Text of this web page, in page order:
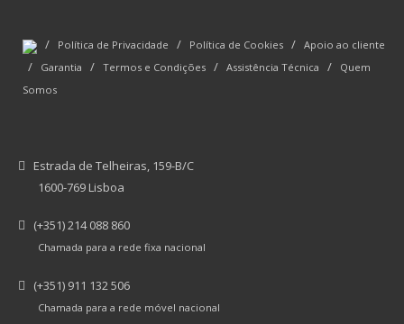
/ Política de Privacidade / Política de Cookies / Apoio ao cliente
/ Garantia / Termos e Condições / Assistência Técnica /
Quem
Somos
Estrada de Telheiras, 159-B/C
1600-769 Lisboa
(+351) 214 088 860
Chamada para a rede fixa nacional
(+351) 911 132 506
Chamada para a rede móvel nacional